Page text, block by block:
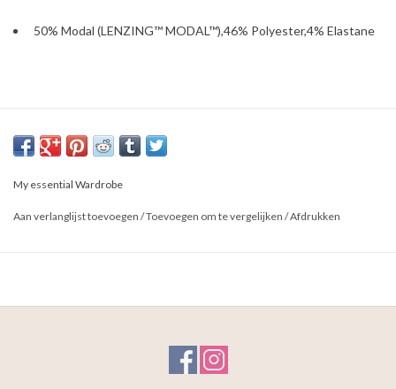
50% Modal (LENZING™ MODAL™),46% Polyester,4% Elastane
My essential Wardrobe
Aan verlanglijst toevoegen /Toevoegen om te vergelijken /Afdrukken